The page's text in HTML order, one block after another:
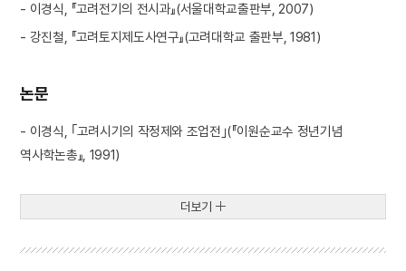
- 이경식, 『고려전기의 전시과』(서울대학교출판부, 2007)
- 강진철, 『고려토지제도사연구』(고려대학교 출판부, 1981)
논문
- 이경식, ｢고려시기의 작정제와 조업전｣(『이원순교수 정년기념
역사학논총』, 1991)
더보기